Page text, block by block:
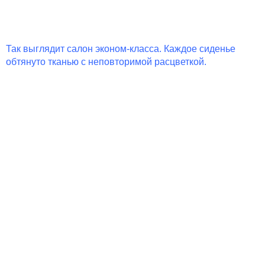
Так выглядит салон эконом-класса. Каждое сиденье
обтянуто тканью с неповторимой расцветкой.